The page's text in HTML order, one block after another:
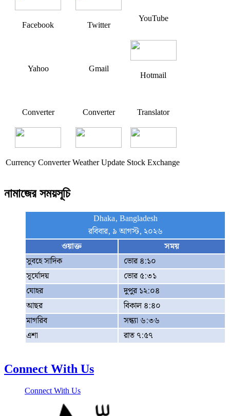
Facebook Twitter
YouTube
Yahoo Gmail
Hotmail
Converter Converter Translator
Currency Converter Weather Update Stock Exchange
নামাজের সময়সূচি
Dhaka, Bangladesh
রবিবার, ৯ আগস্ট, ২০২৬
ওয়াক্ত
সময়
সুবহে সাদিক
ভোর ৪:১০
সূর্যোদয়
ভোর ৫:৩১
যোহর
দুপুর ১২:০৪
আছর
বিকাল ৪:৪০
মাগরিব
সন্ধ্যা ৬:৩৬
এশা
রাত ৭:৫৭
Connect With Us
Connect With Us